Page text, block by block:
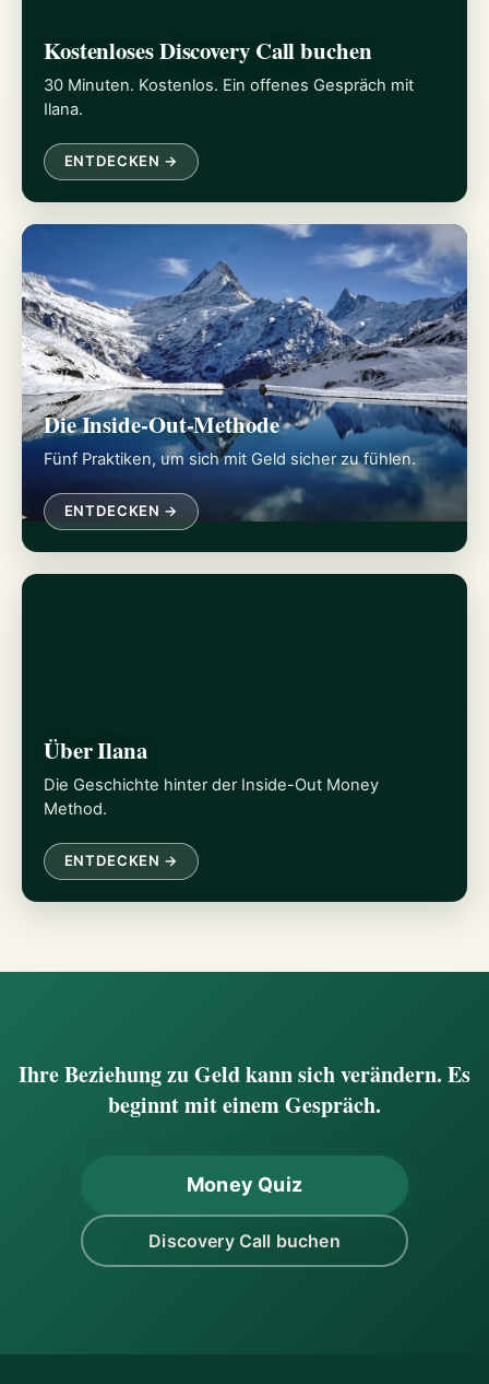
Kostenloses Discovery Call buchen
30 Minuten. Kostenlos. Ein offenes Gespräch mit
Ilana.
ENTDECKEN →
Die Inside-Out-Methode
Fünf Praktiken, um sich mit Geld sicher zu fühlen.
ENTDECKEN →
Über Ilana
Die Geschichte hinter der Inside-Out Money
Method.
ENTDECKEN →
Ihre Beziehung zu Geld kann sich verändern. Es
beginnt mit einem Gespräch.
Money Quiz
Discovery Call buchen